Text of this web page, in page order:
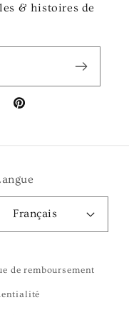
& histoires de
Pinterest
Français
de remboursement